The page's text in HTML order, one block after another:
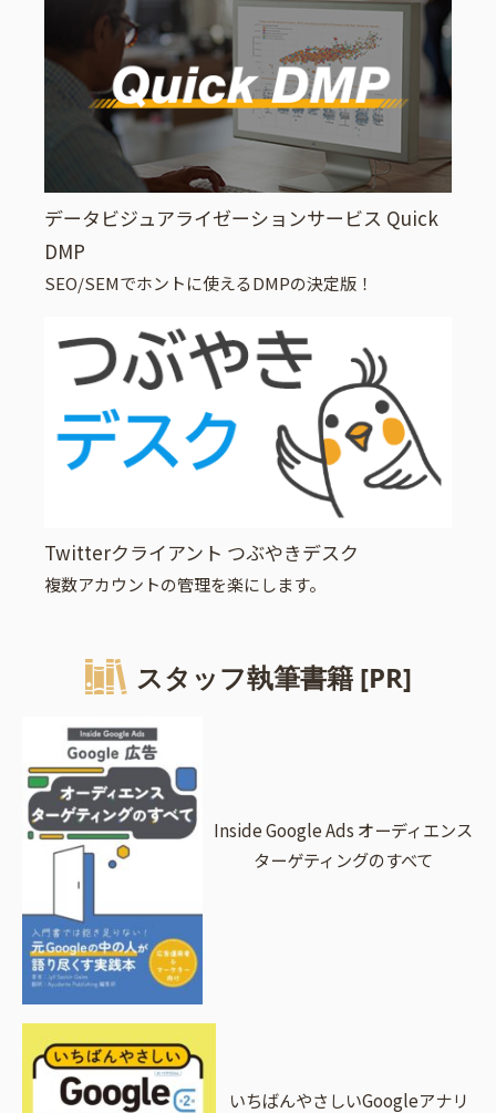
データビジュアライゼーションサービス Quick
DMP
SEO/SEMでホントに使えるDMPの決定版！
Twitterクライアント つぶやきデスク
複数アカウントの管理を楽にします。
スタッフ執筆書籍 [PR]
Inside Google Ads オーディエンス
ターゲティングのすべて
いちばんやさしいGoogleアナリ